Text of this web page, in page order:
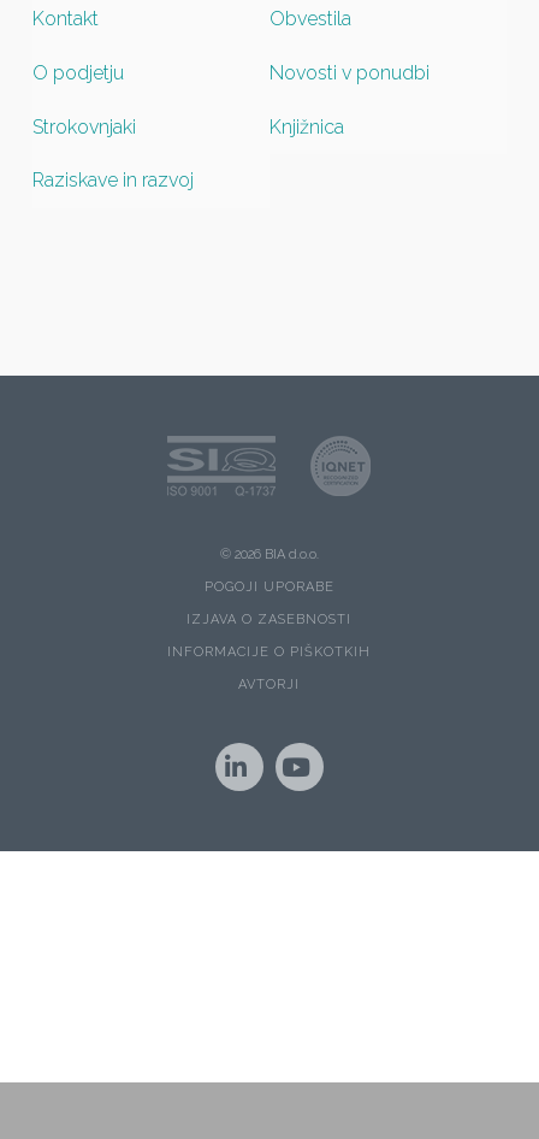
Kontakt
O podjetju
Strokovnjaki
Raziskave in razvoj
Obvestila
Novosti v ponudbi
Knjižnica
© 2026 BIA d.o.o.
POGOJI UPORABE
IZJAVA O ZASEBNOSTI
INFORMACIJE O PIŠKOTKIH
AVTORJI